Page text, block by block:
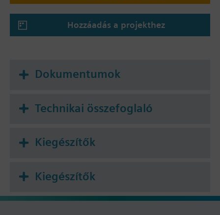
Hozzáadás a projekthez
Dokumentumok
Technikai összefoglaló
Kiegészítők
Kiegészítők